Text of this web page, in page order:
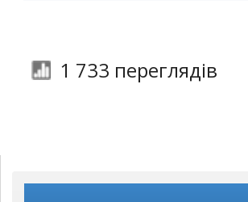
1 733 переглядів